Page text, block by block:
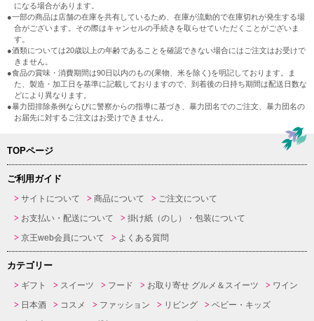
になる場合があります。
●一部の商品は店舗の在庫を共有しているため、在庫が流動的で在庫切れが発生する場
合がございます。その際はキャンセルの手続きを取らせていただくことがございま
す。
●酒類については20歳以上の年齢であることを確認できない場合にはご注文はお受けで
きません。
●食品の賞味・消費期間は90日以内のもの(果物、米を除く)を明記しております。ま
た、製造・加工日を基準に記載しておりますので、到着後の日持ち期間は配送日数な
どにより異なります。
●暴力団排除条例ならびに警察からの指導に基づき、暴力団名でのご注文、暴力団名の
お届先に対するご注文はお受けできません。
TOPページ
ご利用ガイド
サイトについて 商品について
ご注文について
お支払い・配送について
掛け紙（のし）・包装について
京王web会員について
よくある質問
カテゴリー
ギフト スイーツ フード お取り寄せ グルメ＆スイーツ
ワイン
日本酒
コスメ ファッション リビング
ベビー・キッズ